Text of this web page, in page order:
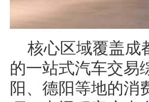
核心区域覆盖成
的一站式汽车交易
阳、德阳等地的消